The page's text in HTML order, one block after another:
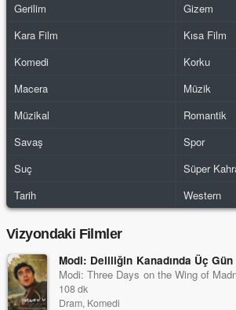
Gerilim
Gizem
Kara Film
Kısa Film
Komedi
Korku
Macera
Müzik
Müzikal
Romantik
Savaş
Spor
Suç
Süper
Tarih
Western
Vizyondaki Filmler
Modi: Deliliğin Kanadında Üç Gün
Modi: Three Days on the Wing of
108 dk
Dram, Komedi